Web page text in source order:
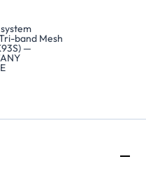
band Mesh
—